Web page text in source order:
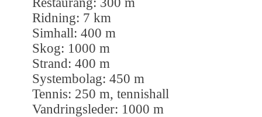
Ridning: 7 km
Simhall: 400 m
Skog: 1000 m
Strand: 400 m
Systembolag: 450 m
Tennis: 250 m, tennishall
Vandringsleder: 1000 m